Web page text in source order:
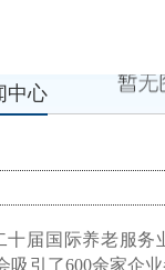
中心
十届国际养老服务
吸引了600余家企